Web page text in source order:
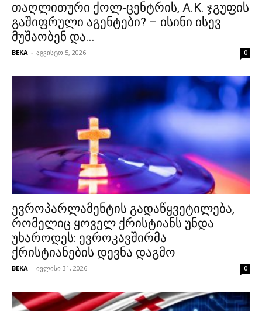
თაღლითური ქოლ-ცენტრის, A.K. ჯგუფის
გაშიფრული აგენტები? – ისინი ისევ
მუშაობენ და...
BEKA - აგვისტო 5, 2026 0
ევროპარლამენტის გადაწყვეტილება,
რომელიც ყოველ ქრისტიანს უნდა
უხაროდეს: ევროკავშირმა
ქრისტიანების დევნა დაგმო
BEKA - ივლისი 31, 2026 0